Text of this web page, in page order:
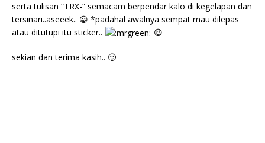
serta tulisan “TRX-“ semacam berpendar kalo di kegelapan dan
tersinari..aseeek.. 😀 *padahal awalnya sempat mau dilepas
atau ditutupi itu sticker..
😆
sekian dan terima kasih.. 🙂